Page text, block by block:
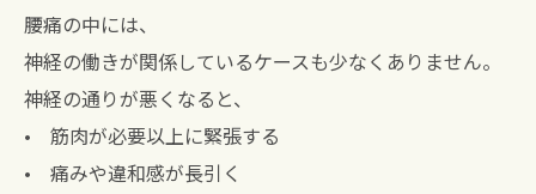
腰痛の中には、
神経の働きが関係しているケースも少なくありません。
神経の通りが悪くなると、
• 筋肉が必要以上に緊張する
• 痛みや違和感が長引く